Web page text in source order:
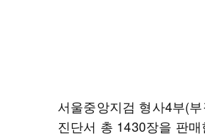
서울중앙지검 형사4부(
진단서 총 1430장을 판